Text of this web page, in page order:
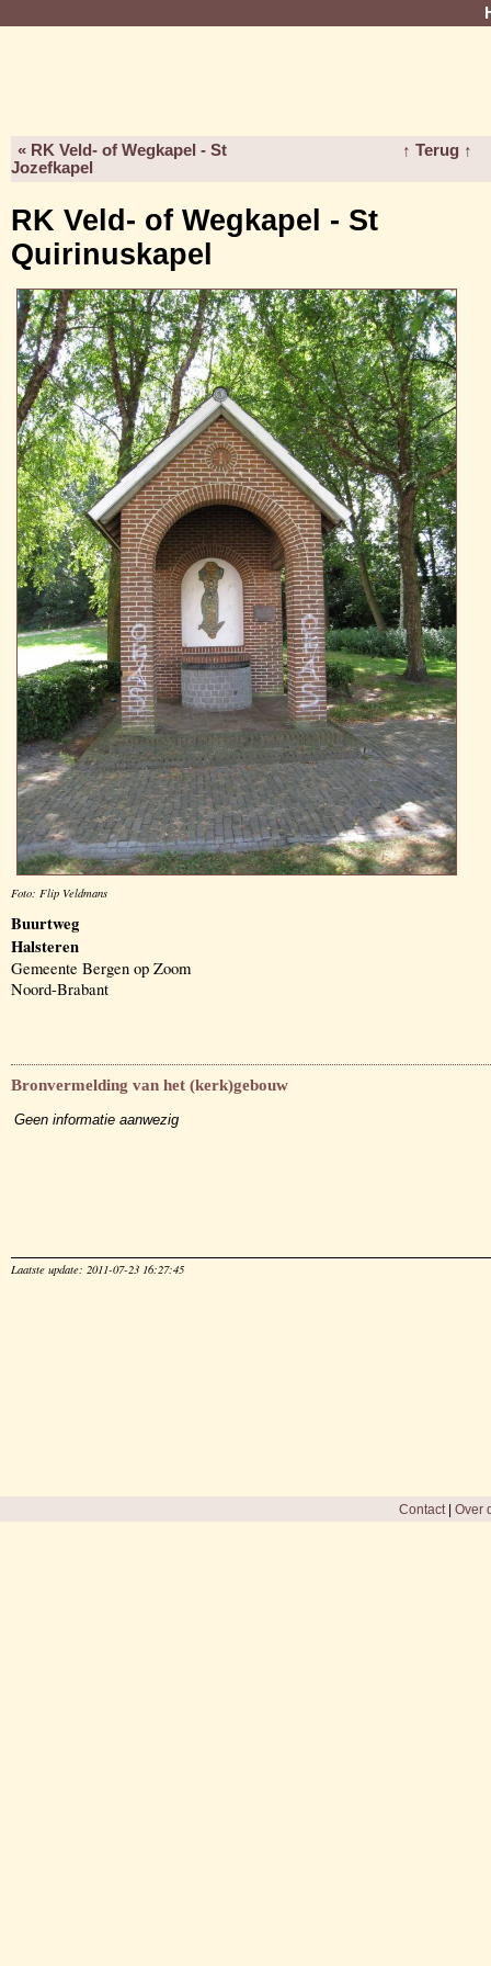
« RK Veld- of Wegkapel - St
Jozefkapel
↑ Terug ↑
RK Veld- of Wegkapel - St
Quirinuskapel
Foto: Flip Veldmans
Buurtweg
Halsteren
Gemeente Bergen op Zoom
Noord-Brabant
Bronvermelding van het (kerk)gebouw
Geen informatie aanwezig
Laatste update: 2011-07-23 16:27:45
Contact| Over